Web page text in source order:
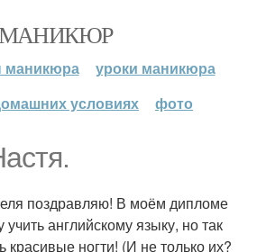
маникюра
уроки маникюра
условиях
фото
поздравляю! В моём дипломе
учить английскому языку, но так
красивые ногти! (И не только их?